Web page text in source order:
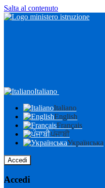
Salta al contenuto
Italiano
Italiano
English
Français
ਪੰਜਾਬੀ
Українська
Accedi
Accedi